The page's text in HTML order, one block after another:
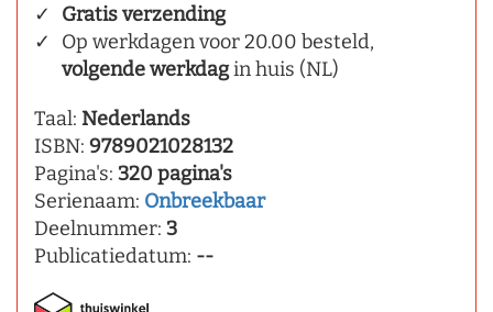
Gratis verzending
Op werkdagen voor 20.00 besteld,
volgende werkdagin huis (NL)
Taal: Nederlands
ISBN: 9789021028132
Pagina's: 320 pagina's
Serienaam: Onbreekbaar
Deelnummer: 3
Publicatiedatum: --